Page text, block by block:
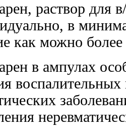
раствор для
в
как можно
в ампулах